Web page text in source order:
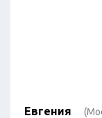
Евгения